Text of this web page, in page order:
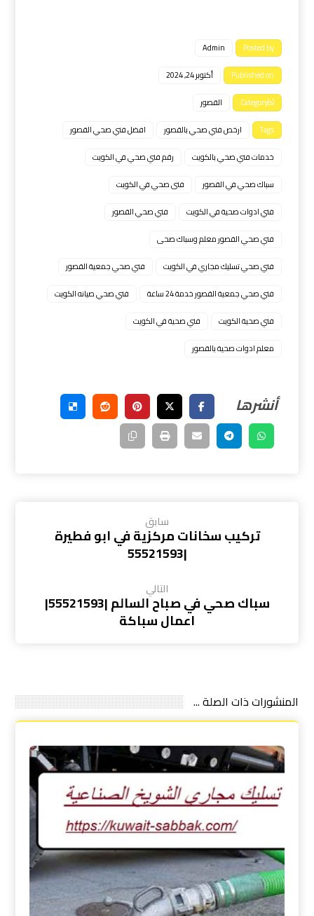
Posted by
Admin
Published on
أكتوبر 24, 2024
Category(s)
القصور
Tags
ارخص فني صحي بالقصور
افضل فني صحي القصور
خدمات فني صحي بالكويت
رقم فني صحي في الكويت
سباك صحي في القصور
فنى صحي في الكويت
فني ادوات صحية في الكويت
فني صحي القصور
فني صحي القصور معلم وسباك صحى
فني صحي تسليك مجاري في الكويت
فني صحي جمعية القصور
فني صحي جمعية القصور خدمة 24 ساعة
فني صحي صيانه الكويت
فني صحية الكويت
فني صحية في الكويت
معلم ادوات صحية بالقصور
سابق
تركيب سخانات مركزية في ابو فطيرة
|55521593
التالي
سباك صحي في صباح السالم |55521593|
اعمال سباكة
المنشورات ذات الصلة ...